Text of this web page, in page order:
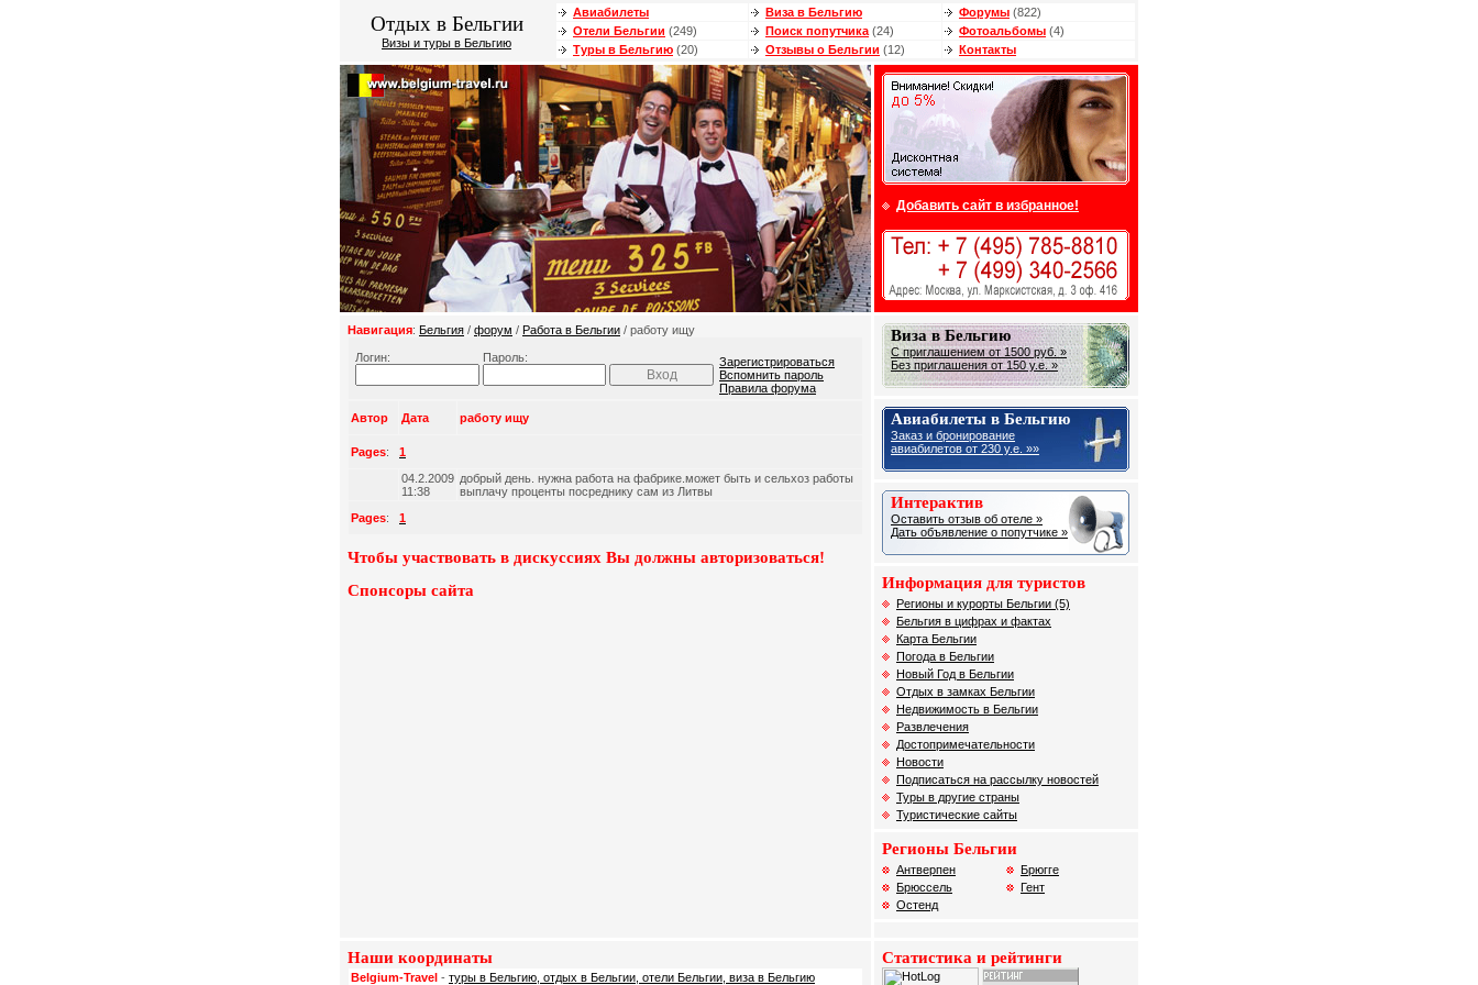
Отдых в Бельгии
Визы и туры в Бельгию
Авиабилеты Виза в Бельгию Форумы (822)
Отели Бельгии (249) Поиск попутчика (24) Фотоальбомы (4)
Туры в Бельгию (20) Отзывы о Бельгии (12) Контакты
Добавить сайт в избранное!
Навигация: Бельгия / форум / Работа в Бельгии / работу ищу
Логин: Пароль:
Зарегистрироваться
Вспомнить пароль
Правила форума
Автор Дата работу ищу
Pages: 1
04.2.2009
11:38
добрый день. нужна работа на фабрике.может быть и сельхоз работы
выплачу проценты посреднику сам из Литвы
Pages: 1
Чтобы участвовать в дискуссиях Вы должны авторизоваться!
Спонсоры сайта
Виза в Бельгию
С приглашением от 1500 руб. »
Без приглашения от 150 у.е. »
Авиабилеты в Бельгию
Заказ и бронирование
авиабилетов от 230 у.е. »»
Интерактив
Оставить отзыв об отеле »
Дать объявление о попутчике »
Информация для туристов
Регионы и курорты Бельгии (5)
Бельгия в цифрах и фактах
Карта Бельгии
Погода в Бельгии
Новый Год в Бельгии
Отдых в замках Бельгии
Недвижимость в Бельгии
Развлечения
Достопримечательности
Новости
Подписаться на рассылку новостей
Туры в другие страны
Туристические сайты
Регионы Бельгии
Антверпен
Брюссель
Остенд
Брюгге
Гент
Наши координаты
Belgium-Travel - туры в Бельгию, отдых в Бельгии, отели Бельгии, виза в Бельгию
Статистика и рейтинги